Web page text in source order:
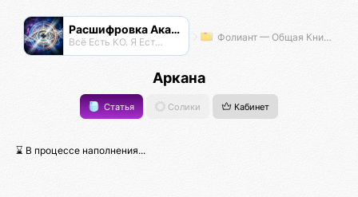
Расшифровка Акаши
Всё Есть КО. Я Есть КО. Фолиант — Общая Книга Знаний
Аркана
Статья Солики Кабинет
⌛ В процессе наполнения...